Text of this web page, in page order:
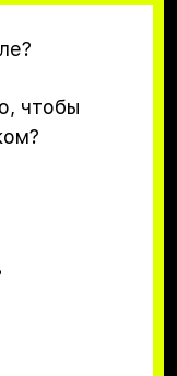
чтобы